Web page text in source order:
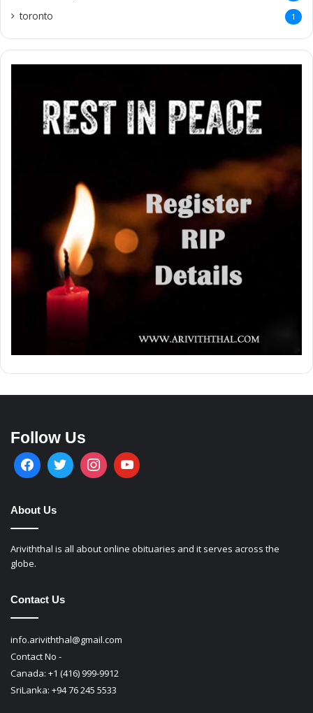
toronto 1
Follow Us
About Us
Ariviththal is all about online obituaries and it serves across the
globe.
Contact Us
info.ariviththal@gmail.com
Contact No -
Canada: +1 (416) 999-9912
SriLanka: +94 76 245 5533